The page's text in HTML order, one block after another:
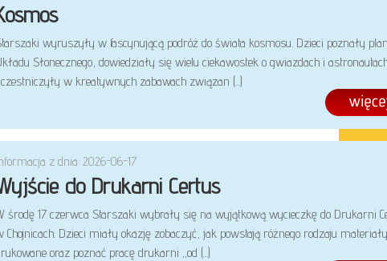
wyruszyły w fascynującą podróż do świata kosmosu. Dzieci poznały
Słonecznego, dowiedziały się wielu ciekawostek o gwiazdach i
w kreatywnych zabawach związan (...)
do Drukarni Certus
z dnia: 2026-06-17
środę 17 czerwca Starszaki wybrały się na wyjątkową wycieczkę do Drukarni
Chojnicach. Dzieci miały okazję zobaczyć, jak powstają różnego rodzaju materiały
oraz poznać pracę drukarni „od (...)